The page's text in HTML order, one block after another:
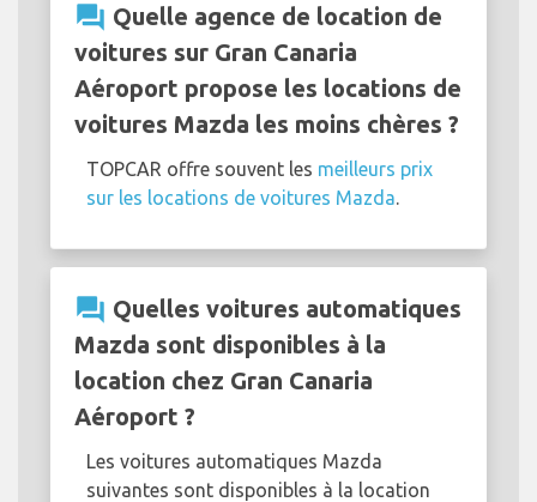
question_answer Quelle agence de location de
voitures sur Gran Canaria
Aéroport propose les locations de
voitures Mazda les moins chères ?
TOPCAR offre souvent les meilleurs prix
sur les locations de voitures Mazda
question_answer Quelles voitures automatiques
Mazda sont disponibles à la
location chez Gran Canaria
Aéroport ?
Les voitures automatiques Mazda
suivantes sont disponibles à la location